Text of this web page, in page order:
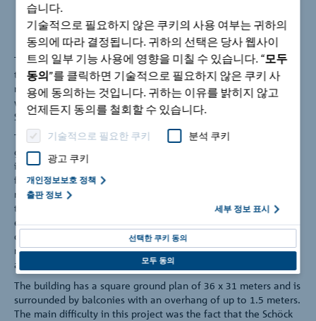
습니다.
기술적으로 필요하지 않은 쿠키의 사용 여부는 귀하의
동의에 따라 결정됩니다. 귀하의 선택은 당사 웹사이
트의 일부 기능 사용에 영향을 미칠 수 있습니다. “모두
동의”를 클릭하면 기술적으로 필요하지 않은 쿠키 사
용에 동의하는 것입니다. 귀하는 이유를 밝히지 않고
언제든지 동의를 철회할 수 있습니다.
기술적으로 필요한 쿠키
분석 쿠키
광고 쿠키
개인정보보호 정책
출판 정보
세부 정보 표시
선택한 쿠키 동의
모두 동의
The Skolkovo Innovation Center, where state-of-the-art
technologies are to be developed, is a project for a Russian
research and industrial area to be built about 20 kilometers
west of the Moscow city center. It is modeled on America’s
Silicon Valley.
The hypercube, the first building in Skolkovo is a new
generation construction where communication is just as
important as functionality and aesthetic consistency. Apart
from this, it provides a platform for the external
representation of Skolkowo’s innovation project. Designed by
the Russian architect Boris Bernaskoni, it combines energy
efficiency, environmental friendliness, coziness and
convenience. In accordance with the highest energy efficiency
requirements Schöck Isokorb® XT type K elements were used
as load-bearing thermal insulation elements.
The building has a square ground plan of 36 x 31 meters and is
surrounded by balconies with an overhang of up to 1.5 meters.
The main difficulty in this project was the fact that the Schöck